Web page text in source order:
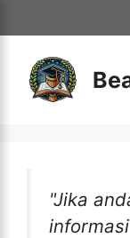
ke
"Jika